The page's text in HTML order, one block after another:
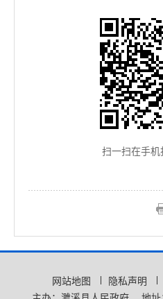
扫一扫在手机
网站地图 隐私声明